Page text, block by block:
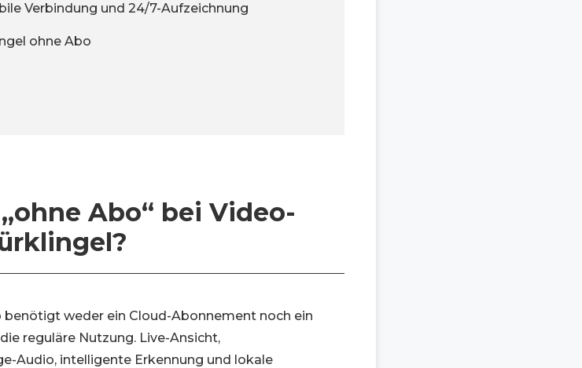
Verbindung und 24/7-Aufzeichnung
ohne Abo
Abo“ bei Video-
benötigt weder ein Cloud-Abonnement noch ein
reguläre Nutzung. Live-Ansicht,
Audio, intelligente Erkennung und lokale